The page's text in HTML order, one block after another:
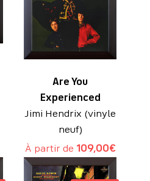
Are You
Experienced
Jimi Hendrix (vinyle
neuf)
À partir de 109,00€